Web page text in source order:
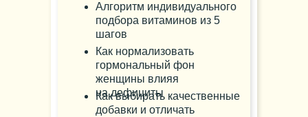
Как выбирать качественные
добавки и отличать
Как нормализовать
гормональный фон
женщины влияя
на дефициты
Алгоритм индивидуального
подбора витаминов из 5
шагов